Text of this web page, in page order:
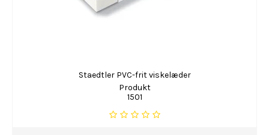
Staedtler PVC-frit viskelæder
Produkt
1501